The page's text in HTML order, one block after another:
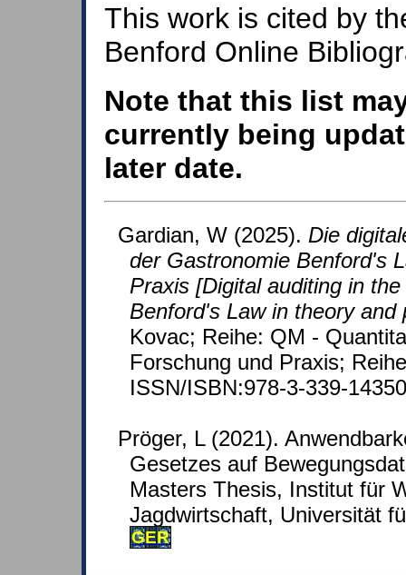
This work is cited by
Benford Online
Note that this list
currently being
later date.
Gardian, W (2025). Die
der Gastronomie Benford's
Praxis [Digital auditing in
Benford's Law in theory and
Kovac; Reihe: QM -
Forschung und Praxis;
ISSN/ISBN:978-3-339-
Pröger, L (2021).
Gesetzes auf
Masters Thesis, Institut für
Jagdwirtschaft, Universität
GER